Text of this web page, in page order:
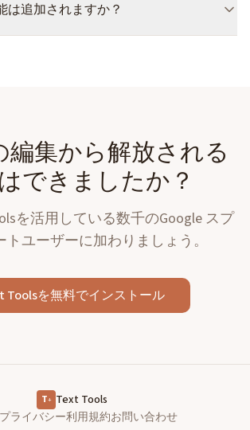
は追加されますか？
編集から解放される
できましたか？
を活用している数千のGoogle スプ
トユーザーに加わりましょう。
Toolsを無料でインストール
T+
Text Tools
プライバシー利用規約お問い合わせ